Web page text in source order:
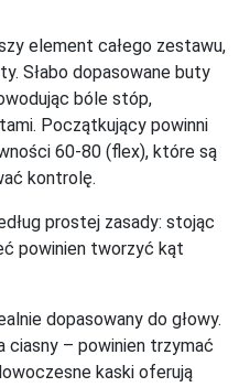
element całego zestawu,
Słabo dopasowane buty
bóle stóp,
Początkujący powinni
60-80 (flex), które są
kontrolę.
prostej zasady: stojąc
powinien tworzyć kąt
dopasowany do głowy.
ciasny – powinien trzymać
kaski oferują